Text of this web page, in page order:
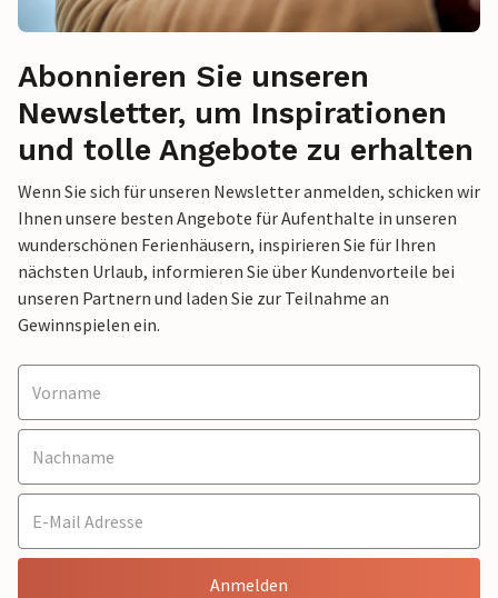
Abonnieren Sie unseren
Newsletter, um Inspirationen
und tolle Angebote zu erhalten
Wenn Sie sich für unseren Newsletter anmelden, schicken wir
Ihnen unsere besten Angebote für Aufenthalte in unseren
wunderschönen Ferienhäusern, inspirieren Sie für Ihren
nächsten Urlaub, informieren Sie über Kundenvorteile bei
unseren Partnern und laden Sie zur Teilnahme an
Gewinnspielen ein.
Anmelden